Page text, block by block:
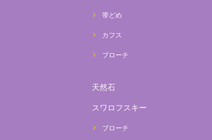
帯どめ
カフス
ブローチ
天然石
スワロフスキー
ブローチ